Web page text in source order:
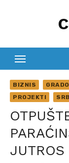
BIZNIS
PROJEKTI
JUTROS